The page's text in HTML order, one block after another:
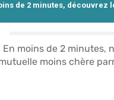
de 2 minutes,